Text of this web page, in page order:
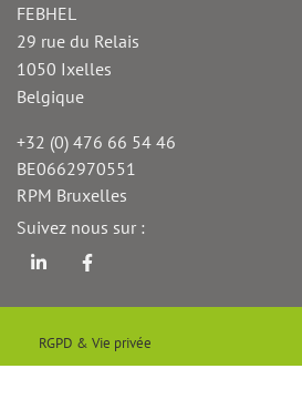
FEBHEL
29 rue du Relais
1050 Ixelles
Belgique
Téléphone
+32 (0) 476 66 54 46
TVA
BE0662970551
Fax
RPM Bruxelles
Suivez nous sur :
Menu
Pied
RGPD & Vie privée